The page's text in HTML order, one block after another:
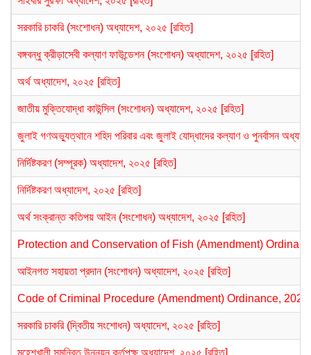
সরকারি চাকরি (সংশোধন) অধ্যাদেশ, ২০২৫ [রহিত]
বঙ্গবন্ধু ক্রীড়াসেবী কল্যাণ ফাউন্ডেশন (সংশোধন) অধ্যাদেশ, ২০২৫ [রহিত]
অর্থ অধ্যাদেশ, ২০২৫ [রহিত]
জাতীয় মুক্তিযোদ্ধা কাউন্সিল (সংশোধন) অধ্যাদেশ, ২০২৫ [রহিত]
জুলাই গণঅভ্যুত্থানে শহিদ পরিবার এবং জুলাই যোদ্ধাদের কল্যাণ ও পুনর্বাসন
নির্দিষ্টকরণ (সম্পূরক) অধ্যাদেশ, ২০২৫ [রহিত]
নির্দিষ্টকরণ অধ্যাদেশ, ২০২৫ [রহিত]
অর্থ সংক্রান্ত কতিপয় আইন (সংশোধন) অধ্যাদেশ, ২০২৫ [রহিত]
Protection and Conservation of Fish (Amendment)
আইনগত সহায়তা প্রদান (সংশোধন) অধ্যাদেশ, ২০২৫ [রহিত]
Code of Criminal Procedure (Amendment) Ordinance, 2025
সরকারি চাকরি (দ্বিতীয় সংশোধন) অধ্যাদেশ, ২০২৫ [রহিত]